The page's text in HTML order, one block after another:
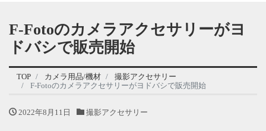
F-Fotoのカメラアクセサリーがヨ
ドバシで販売開始
TOP カメラ用品/機材
撮影アクセサリー
F-Fotoのカメラアクセサリーがヨドバシで販売開始
2022年8月11日 撮影アクセサリー